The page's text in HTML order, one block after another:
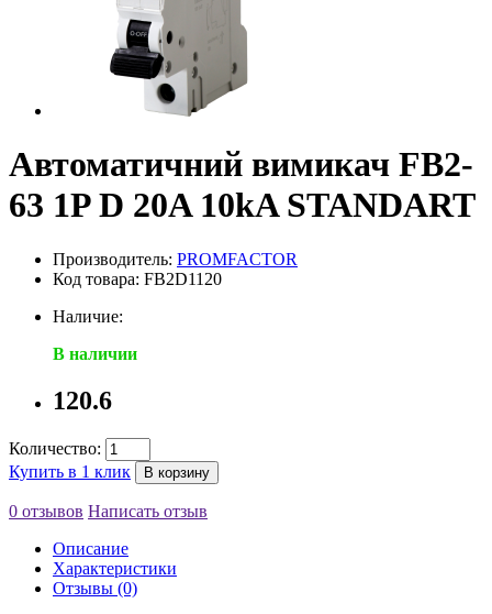
Автоматичний вимикач FB2-
63 1P D 20A 10kA STANDART
Производитель: PROMFACTOR
Код товара: FB2D1120
Наличие:
В наличии
120.6
Количество:
Купить в 1 клик
В корзину
0 отзывов Написать отзыв
Описание
Характеристики
Отзывы (0)